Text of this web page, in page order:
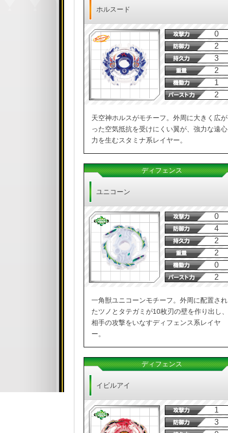
ホルスード
0
2
3
2
1
2
天空神ホルスがモチーフ。外周に大きく広が
った空気抵抗を受けにくい翼が、強力な遠心
力を生むスタミナ系レイヤー。
ディフェンス
ユニコーン
0
4
2
2
0
2
一角獣ユニコーンモチーフ。外周に配置され
たツノとタテガミが10枚刃の壁を作り出し、
相手の攻撃をいなすディフェンス系レイヤ
ー。
ディフェンス
イビルアイ
1
3